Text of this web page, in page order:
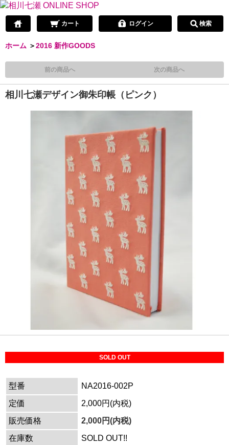
カート ログイン 検索
ホーム ＞2016 新作GOODS
前の商品へ 次の商品へ
相川七瀬デザイン御朱印帳（ピンク）
SOLD OUT
型番
NA2016-002P
定価
2,000円(内税)
販売価格
2,000円(内税)
在庫数
SOLD OUT!!